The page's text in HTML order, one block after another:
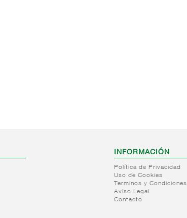
INFORMACIÓN
Política de Privacidad
Uso de Cookies
Terminos y Condiciones
Aviso Legal
Contacto